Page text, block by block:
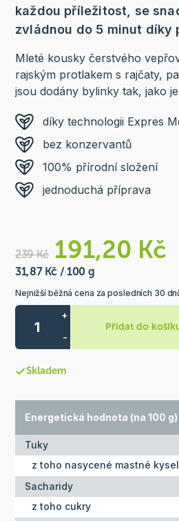
každou příležitost, se
zvládnou do 5 minut díky
Mleté kousky čerstvého
rajským protlakem s rajčaty,
jsou dodány bylinky tak, jako
díky technologii Expres
bez konzervantů
100% přírodní složení
jednoduchá příprava
239 Kč 191,20 Kč
31,87 Kč / 100 g
Nejnižší běžná cena za posledních 30
+
-
Přidat do
Skladem
Energetická hodnota (na 100 g)
Tuky
z toho nasycené mastné
Sacharidy
z toho cukry